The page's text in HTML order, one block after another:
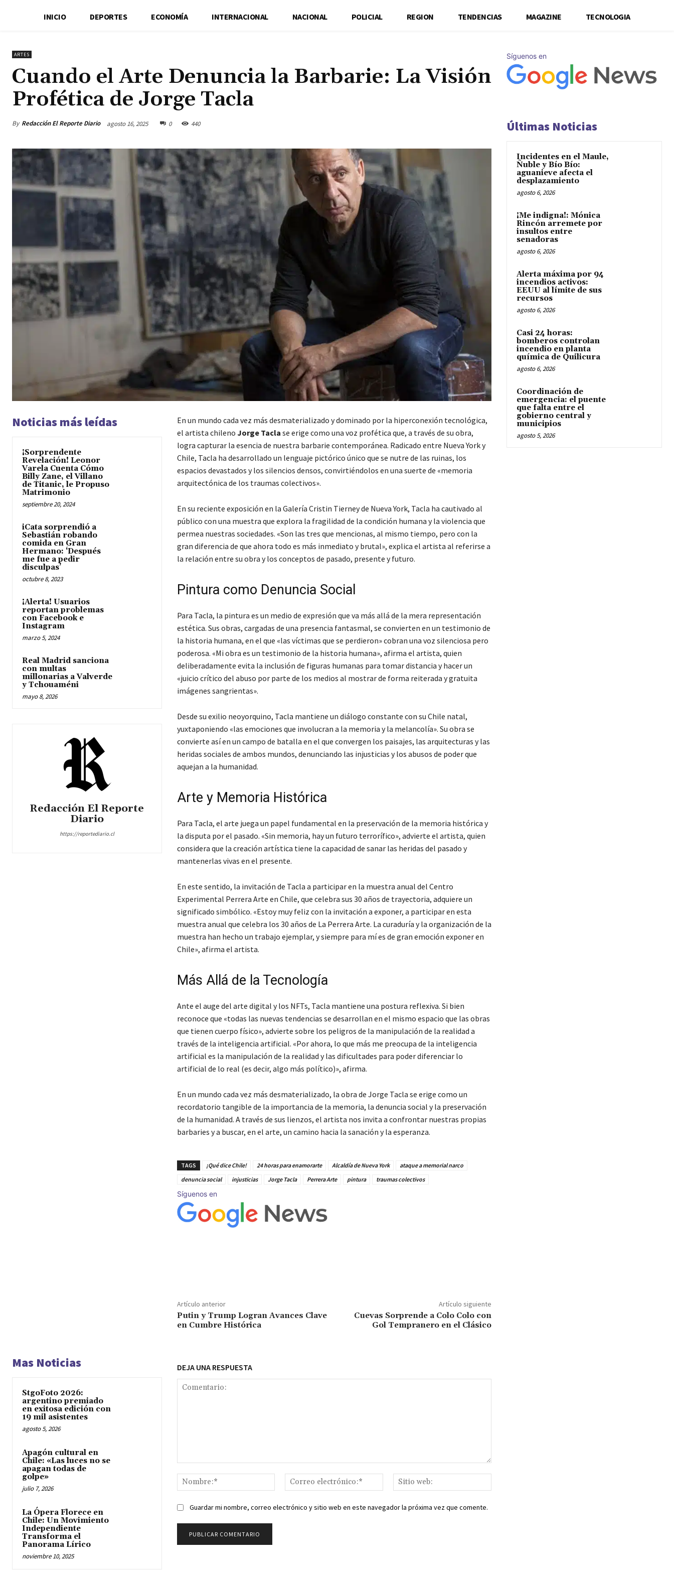
INICIO DEPORTES ECONOMÍA INTERNACIONAL NACIONAL POLICIAL REGION TENDENCIAS MAGAZINE TECNOLOGIA
ARTES
Cuando el Arte Denuncia la Barbarie: La Visión
Profética de Jorge Tacla
By Redacción El Reporte Diario agosto 16, 2025 0 440
Noticias más leídas
¡Sorprendente
Revelación! Leonor
Varela Cuenta Cómo
Billy Zane, el Villano
de Titanic, le Propuso
Matrimonio
septiembre 20, 2024
iCata sorprendió a
Sebastián robando
comida en Gran
Hermano: ‘Después
me fue a pedir
disculpas’
octubre 8, 2023
¡Alerta! Usuarios
reportan problemas
con Facebook e
Instagram
marzo 5, 2024
Real Madrid sanciona
con multas
millonarias a Valverde
y Tchouaméni
mayo 8, 2026
Redacción El Reporte
Diario
https://reportediario.cl
En un mundo cada vez más desmaterializado y dominado por la hiperconexión tecnológica,
el artista chileno Jorge Tacla se erige como una voz profética que, a través de su obra,
logra capturar la esencia de nuestra barbarie contemporánea. Radicado entre Nueva York y
Chile, Tacla ha desarrollado un lenguaje pictórico único que se nutre de las ruinas, los
espacios devastados y los silencios densos, convirtiéndolos en una suerte de «memoria
arquitectónica de los traumas colectivos».
En su reciente exposición en la Galería Cristin Tierney de Nueva York, Tacla ha cautivado al
público con una muestra que explora la fragilidad de la condición humana y la violencia que
permea nuestras sociedades. «Son las tres que mencionas, al mismo tiempo, pero con la
gran diferencia de que ahora todo es más inmediato y brutal», explica el artista al referirse a
la relación entre su obra y los conceptos de pasado, presente y futuro.
Pintura como Denuncia Social
Para Tacla, la pintura es un medio de expresión que va más allá de la mera representación
estética. Sus obras, cargadas de una presencia fantasmal, se convierten en un testimonio de
la historia humana, en el que «las víctimas que se perdieron» cobran una voz silenciosa pero
poderosa. «Mi obra es un testimonio de la historia humana», afirma el artista, quien
deliberadamente evita la inclusión de figuras humanas para tomar distancia y hacer un
«juicio crítico del abuso por parte de los medios al mostrar de forma reiterada y gratuita
imágenes sangrientas».
Desde su exilio neoyorquino, Tacla mantiene un diálogo constante con su Chile natal,
yuxtaponiendo «las emociones que involucran a la memoria y la melancolía». Su obra se
convierte así en un campo de batalla en el que convergen los paisajes, las arquitecturas y las
heridas sociales de ambos mundos, denunciando las injusticias y los abusos de poder que
aquejan a la humanidad.
Arte y Memoria Histórica
Para Tacla, el arte juega un papel fundamental en la preservación de la memoria histórica y
la disputa por el pasado. «Sin memoria, hay un futuro terrorífico», advierte el artista, quien
considera que la creación artística tiene la capacidad de sanar las heridas del pasado y
mantenerlas vivas en el presente.
En este sentido, la invitación de Tacla a participar en la muestra anual del Centro
Experimental Perrera Arte en Chile, que celebra sus 30 años de trayectoria, adquiere un
significado simbólico. «Estoy muy feliz con la invitación a exponer, a participar en esta
muestra anual que celebra los 30 años de La Perrera Arte. La curaduría y la organización de la
muestra han hecho un trabajo ejemplar, y siempre para mí es de gran emoción exponer en
Chile», afirma el artista.
Más Allá de la Tecnología
Ante el auge del arte digital y los NFTs, Tacla mantiene una postura reflexiva. Si bien
reconoce que «todas las nuevas tendencias se desarrollan en el mismo espacio que las obras
que tienen cuerpo físico», advierte sobre los peligros de la manipulación de la realidad a
través de la inteligencia artificial. «Por ahora, lo que más me preocupa de la inteligencia
artificial es la manipulación de la realidad y las dificultades para poder diferenciar lo
artificial de lo real (es decir, algo más político)», afirma.
En un mundo cada vez más desmaterializado, la obra de Jorge Tacla se erige como un
recordatorio tangible de la importancia de la memoria, la denuncia social y la preservación
de la humanidad. A través de sus lienzos, el artista nos invita a confrontar nuestras propias
barbaries y a buscar, en el arte, un camino hacia la sanación y la esperanza.
TAGS ¡Qué dice Chile! 24 horas para enamorarte Alcaldía de Nueva York
ataque a memorial narco
denuncia social
injusticias Jorge Tacla Perrera Arte pintura traumas colectivos
Síguenos en
Artículo anterior
Putin y Trump Logran Avances Clave
en Cumbre Histórica
Artículo siguiente
Cuevas Sorprende a Colo Colo con
Gol Tempranero en el Clásico
Mas Noticias
StgoFoto 2026:
argentino premiado
en exitosa edición con
19 mil asistentes
agosto 5, 2026
Apagón cultural en
Chile: «Las luces no se
apagan todas de
golpe»
julio 7, 2026
La Ópera Florece en
Chile: Un Movimiento
Independiente
Transforma el
Panorama Lírico
noviembre 10, 2025
DEJA UNA RESPUESTA
Nombre:*
Correo
electrónico:*
web:
Guardar mi nombre, correo electrónico y sitio web en este navegador la próxima vez que comente.
Síguenos en
Últimas Noticias
Incidentes en el Maule,
Ñuble y Bío Bío:
aguanieve afecta el
desplazamiento
agosto 6, 2026
¡Me indigna!: Mónica
Rincón arremete por
insultos entre
senadoras
agosto 6, 2026
Alerta máxima por 94
incendios activos:
EEUU al límite de sus
recursos
agosto 6, 2026
Casi 24 horas:
bomberos controlan
incendio en planta
química de Quilicura
agosto 6, 2026
Coordinación de
emergencia: el puente
que falta entre el
gobierno central y
municipios
agosto 5, 2026